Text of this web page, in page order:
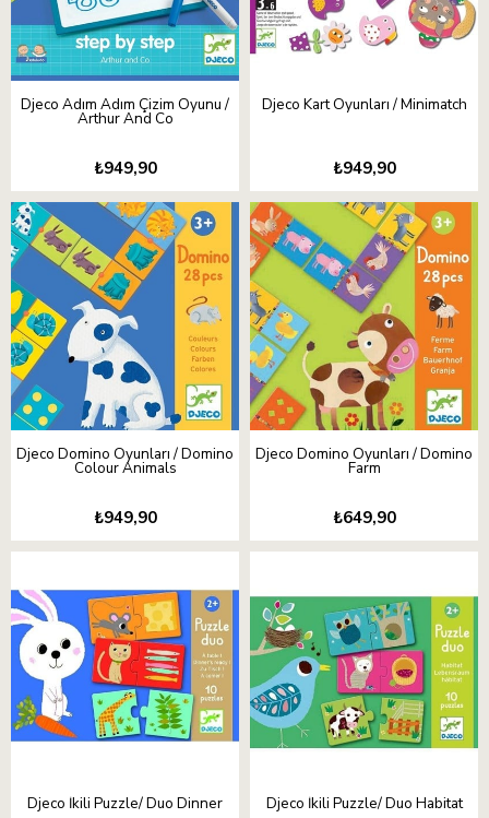
Djeco Adım Adım Çizim Oyunu /
Arthur And Co
₺949,90
Djeco Kart Oyunları / Minimatch
₺949,90
Djeco Domino Oyunları / Domino
Colour Animals
₺949,90
Djeco Domino Oyunları / Domino
Farm
₺649,90
Djeco İkili Puzzle/ Duo Dinner Djeco İkili Puzzle/ Duo Habitat